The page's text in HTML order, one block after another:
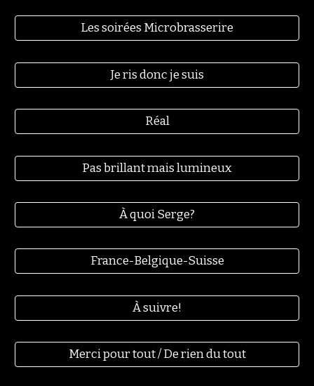
Les soirées Microbrasserire
Je ris donc je suis
Réal
Pas brillant mais lumineux
À quoi Serge?
France-Belgique-Suisse
À suivre!
Merci pour tout / De rien du tout